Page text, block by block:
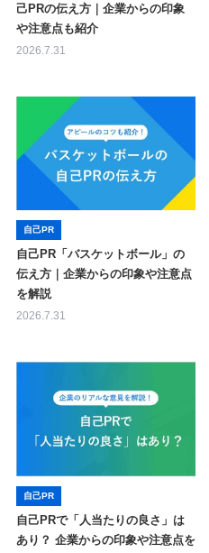
己PRの伝え方｜企業からの印象
や注意点も紹介
2026.7.31
自己PR
自己PR「バスケットボール」の
伝え方｜企業からの印象や注意点
を解説
2026.7.31
自己PR
自己PRで「人当たりの良さ」は
あり？ 企業からの印象や注意点を